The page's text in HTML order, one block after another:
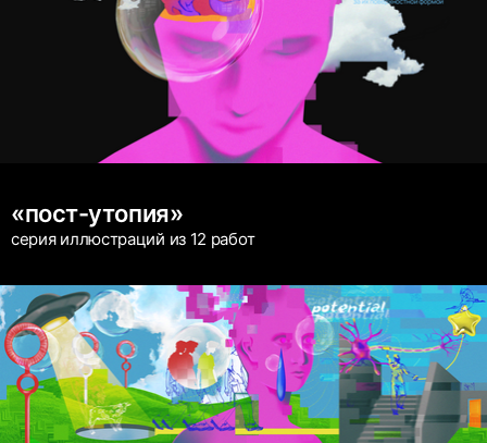
«пост-утопия»
серия иллюстраций из 12 работ